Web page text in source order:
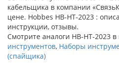
кабельщика в компании
цене. Hobbes HB-HT-2023 :
инструкции, отзывы.
Смотрите аналоги HB-HT-2023 в
инструментов, Наборы
(спайщика)